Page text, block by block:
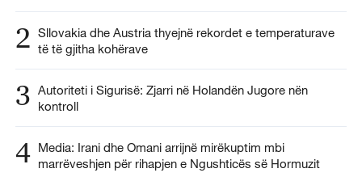
2 Sllovakia dhe Austria thyejnë rekordet e temperaturave
të të gjitha kohërave
3 Autoriteti i Sigurisë: Zjarri në Holandën Jugore nën
kontroll
4 Media: Irani dhe Omani arrijnë mirëkuptim mbi
marrëveshjen për rihapjen e Ngushticës së Hormuzit